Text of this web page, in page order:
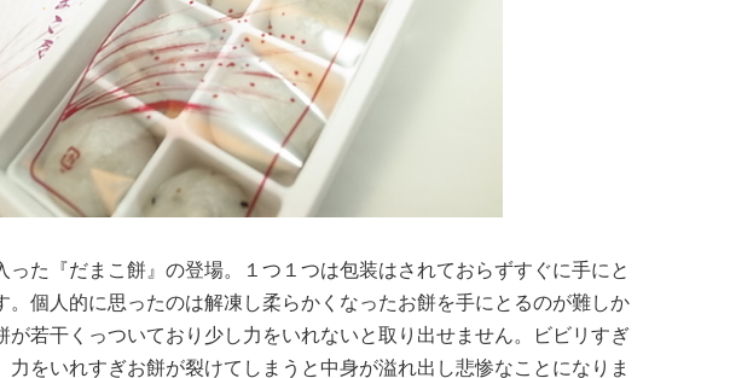
った『だまこ餅』の登場。１つ１つは包装はされておらずすぐに手にと
。個人的に思ったのは解凍し柔らかくなったお餅を手にとるのが難しか
が若干くっついており少し力をいれないと取り出せません。ビビリすぎ
力をいれすぎお餅が裂けてしまうと中身が溢れ出し悲惨なことになりま